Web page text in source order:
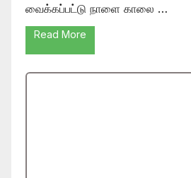
வைக்கப்பட்டு நாளை காலை …
Read More